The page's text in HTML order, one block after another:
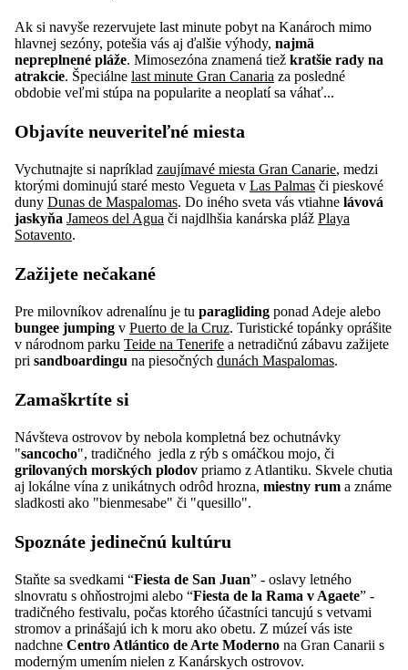
Ak si navyše rezervujete last minute pobyt na Kanároch mimo
hlavnej sezóny, potešia vás aj ďalšie výhody, najmä
nepreplnené pláže. Mimosezóna znamená tiež kratšie rady na
atrakcie. Špeciálne last minute Gran Canaria za posledné
obdobie veľmi stúpa na popularite a neoplatí sa váhať...
Objavíte neuveriteľné miesta
Vychutnajte si napríklad zaujímavé miesta Gran Canarie, medzi
ktorými dominujú staré mesto Vegueta v Las Palmas či pieskové
duny Dunas de Maspalomas. Do iného sveta vás vtiahne lávová
jaskyňa Jameos del Agua či najdlhšia kanárska pláž Playa
Sotavento.
Zažijete nečakané
Pre milovníkov adrenalínu je tu paragliding ponad Adeje alebo
bungee jumping v Puerto de la Cruz. Turistické topánky oprášite
v národnom parku Teide na Tenerife a netradičnú zábavu zažijete
pri sandboardingu na piesočných dunách Maspalomas.
Zamaškrtíte si
Návšteva ostrovov by nebola kompletná bez ochutnávky
"sancocho", tradičného jedla z rýb s omáčkou mojo, či
grilovaných morských plodov priamo z Atlantiku. Skvele chutia
aj lokálne vína z unikátnych odrôd hrozna, miestny rum a známe
sladkosti ako "bienmesabe" či "quesillo".
Spoznáte jedinečnú kultúru
Staňte sa svedkami “Fiesta de San Juan” - oslavy letného
slnovratu s ohňostrojmi alebo “Fiesta de la Rama v Agaete” -
tradičného festivalu, počas ktorého účastníci tancujú s vetvami
stromov a prinášajú ich k moru ako obetu. Z múzeí vás iste
nadchne Centro Atlántico de Arte Moderno na Gran Canarii s
moderným umením nielen z Kanárskych ostrovov.